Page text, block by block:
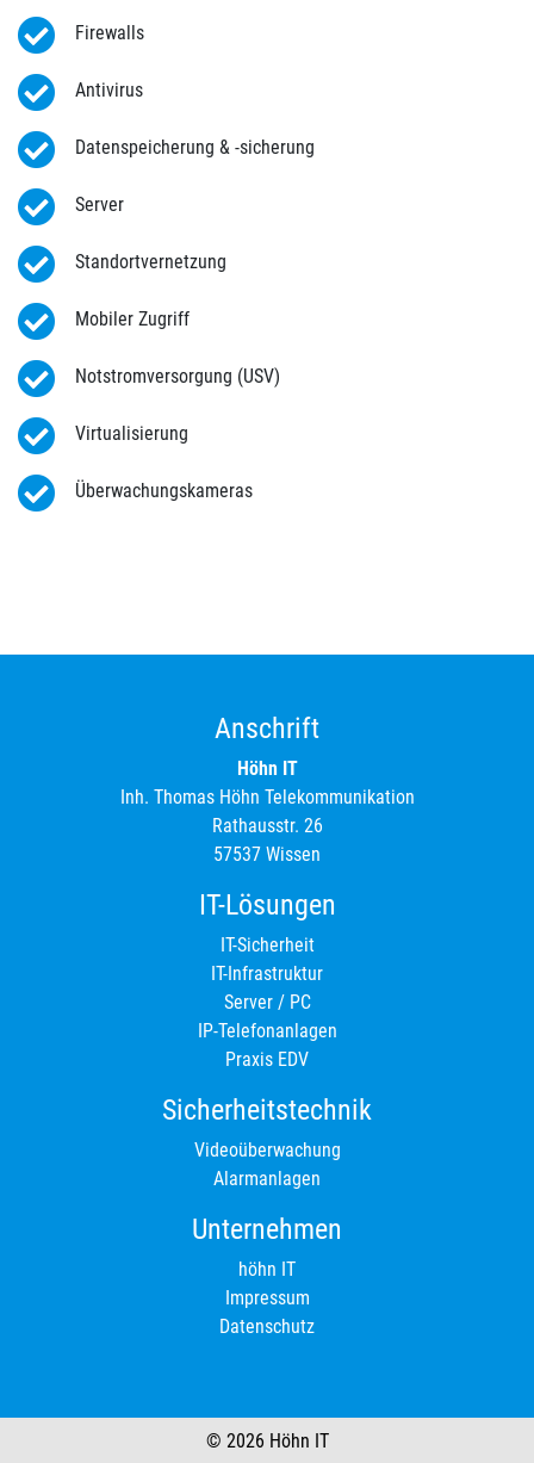
Firewalls
Antivirus
Datenspeicherung & -sicherung
Server
Standortvernetzung
Mobiler Zugriff
Notstromversorgung (USV)
Virtualisierung
Überwachungskameras
Anschrift
Höhn IT
Inh. Thomas Höhn Telekommunikation
Rathausstr. 26
57537 Wissen
IT-Lösungen
IT-Sicherheit
IT-Infrastruktur
Server / PC
IP-Telefonanlagen
Praxis EDV
Sicherheitstechnik
Videoüberwachung
Alarmanlagen
Unternehmen
höhn IT
Impressum
Datenschutz
© 2026 Höhn IT